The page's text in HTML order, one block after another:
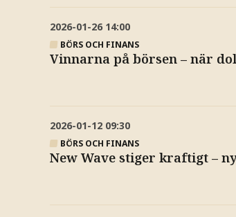
2026-01-26 14:00
BÖRS OCH FINANS
Vinnarna på börsen – när
2026-01-12 09:30
BÖRS OCH FINANS
New Wave stiger kraftigt –